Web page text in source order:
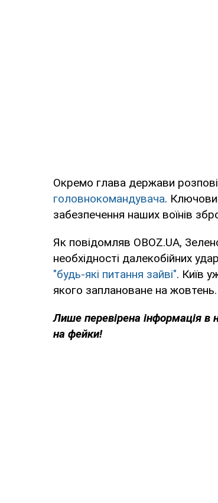
Окремо глава держави
головнокомандувача.
забезпечення наших воїнів
Як повідомляв OBOZ.UA,
необхідності далекобійних
"будь-які питання зайві". Київ
якого заплановане на жовтень.
Лише перевірена інформація в
на фейки!